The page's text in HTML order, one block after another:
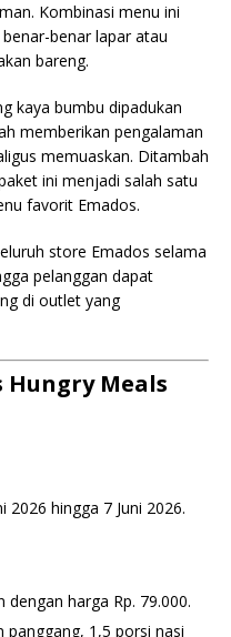
Kombinasi menu ini
benar lapar atau
bareng.
kaya bumbu dipadukan
memberikan pengalaman
memuaskan. Ditambah
ini menjadi salah satu
favorit Emados.
store Emados selama
pelanggan dapat
di outlet yang
Hungry Meals
2026 hingga 7 Juni 2026.
harga Rp. 79.000.
1,5 porsi nasi